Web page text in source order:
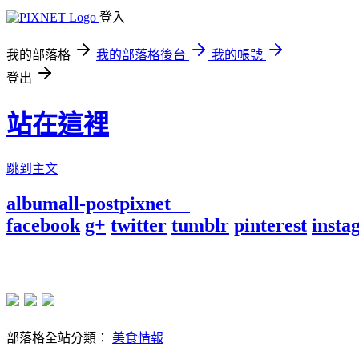
登入
我的部落格 我的部落格後台
我的帳號
登出
站在這裡
跳到主文
albumall-postpixnet
facebook g+ twitter tumblr pinterest
部落格全站分類： 美食情報